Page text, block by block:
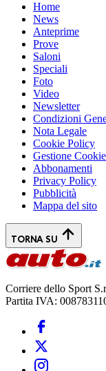
Home
News
Anteprime
Prove
Saloni
Speciali
Foto
Video
Newsletter
Condizioni
Nota Legale
Cookie Policy
Gestione Cookie
Abbonamenti
Privacy Policy
Pubblicità
Mappa del sito
TORNA SU
Corriere dello Sport
Partita IVA: